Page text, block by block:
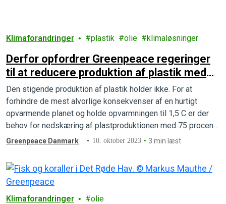
Klimaforandringer plastik olie klimaløsninger
Derfor opfordrer Greenpeace regeringer
til at reducere produktion af plastik med
mindst 75 procent inden 2040
Den stigende produktion af plastik holder ikke. For at
forhindre de mest alvorlige konsekvenser af en hurtigt
opvarmende planet og holde opvarmningen til 1,5 C er der
behov for nedskæring af plastproduktionen med 75 procent
inden 2050.
Greenpeace Danmark 10. oktober 2023 3 min læst
Klimaforandringer olie